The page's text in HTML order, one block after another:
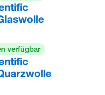
verfügbar